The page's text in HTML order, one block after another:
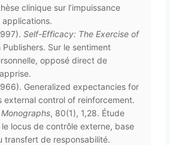
clinique sur l’impuissance
Self-Efficacy: The Exercise of
Publishers. Sur le sentiment
opposé direct de
Generalized expectancies for
external control of reinforcement.
, 80(1), 1,28. Étude
locus de contrôle externe, base
transfert de responsabilité.